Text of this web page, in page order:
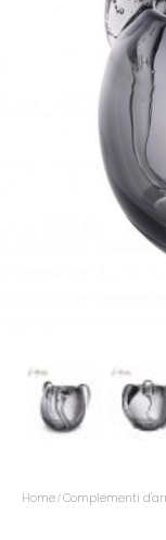
Home/Complementi